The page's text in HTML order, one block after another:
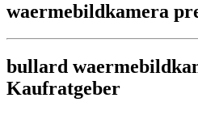
waermebildkamera
bullard
Kaufratgeber